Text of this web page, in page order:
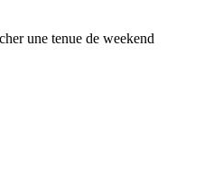
une tenue de weekend